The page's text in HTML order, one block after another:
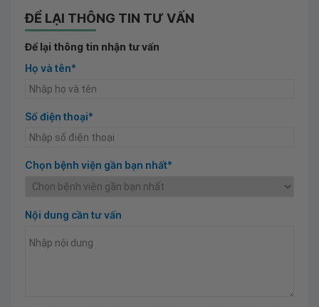
ĐỂ LẠI THÔNG TIN TƯ VẤN
Để lại thông tin nhận tư vấn
Họ và tên*
Số điện thoại*
Chọn bệnh viện gần bạn nhất*
Nội dung cần tư vấn